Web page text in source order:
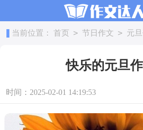
当前位置： 首页 > 节日作文 > 元
快乐的元旦
时间：2025-02-01 14:19:53